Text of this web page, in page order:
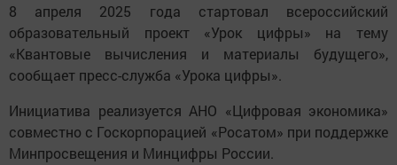
8 апреля 2025 года стартовал всероссийский
образовательный проект «Урок цифры» на тему
«Квантовые вычисления и материалы будущего»,
сообщает пресс-служба «Урока цифры».
Инициатива реализуется АНО «Цифровая экономика»
совместно с Госкорпорацией «Росатом» при поддержке
Минпросвещения и Минцифры России.